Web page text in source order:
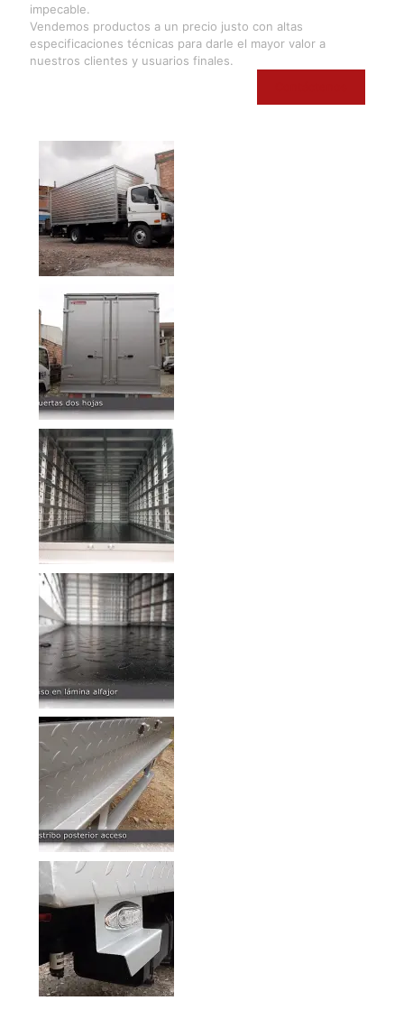
impecable.
Vendemos productos a un precio justo con altas
especificaciones técnicas para darle el mayor valor a
nuestros clientes y usuarios finales.